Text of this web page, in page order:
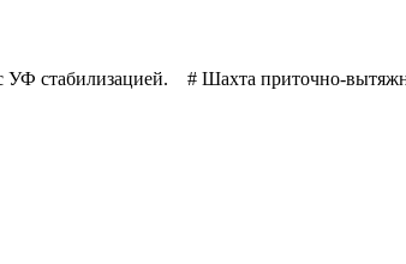
стабилизацией. # Шахта приточно-